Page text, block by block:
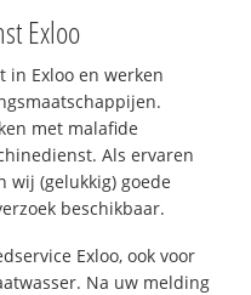
Exloo
in Exloo en werken
met malafide
Als ervaren
wij (gelukkig) goede
beschikbaar.
Exloo, ook voor
Na uw melding